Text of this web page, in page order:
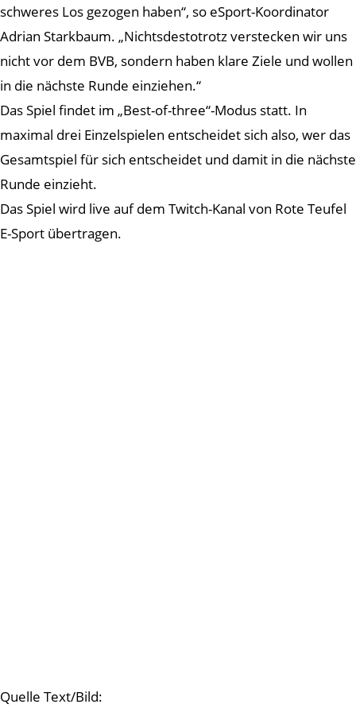
schweres Los gezogen haben“, so eSport-Koordinator
Adrian Starkbaum. „Nichtsdestotrotz verstecken wir uns
nicht vor dem BVB, sondern haben klare Ziele und wollen
in die nächste Runde einziehen.“
Das Spiel findet im „Best-of-three“-Modus statt. In
maximal drei Einzelspielen entscheidet sich also, wer das
Gesamtspiel für sich entscheidet und damit in die nächste
Runde einzieht.
Das Spiel wird live auf dem Twitch-Kanal von Rote Teufel
E-Sport übertragen.
Quelle Text/Bild: